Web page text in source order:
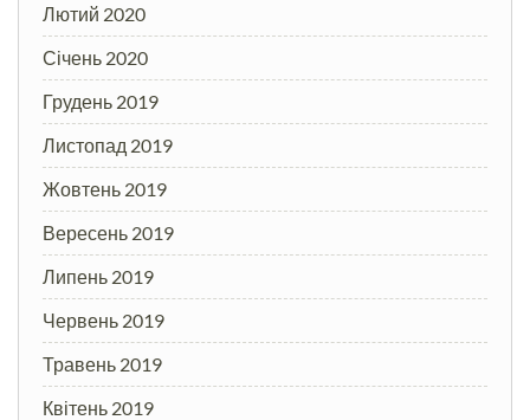
Лютий 2020
Січень 2020
Грудень 2019
Листопад 2019
Жовтень 2019
Вересень 2019
Липень 2019
Червень 2019
Травень 2019
Квітень 2019